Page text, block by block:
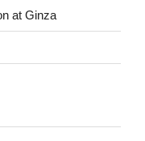
at Ginza